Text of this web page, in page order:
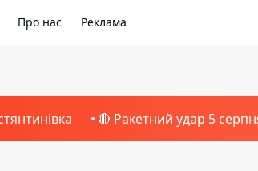
Про нас Реклама
🔴 Ракетний удар 5